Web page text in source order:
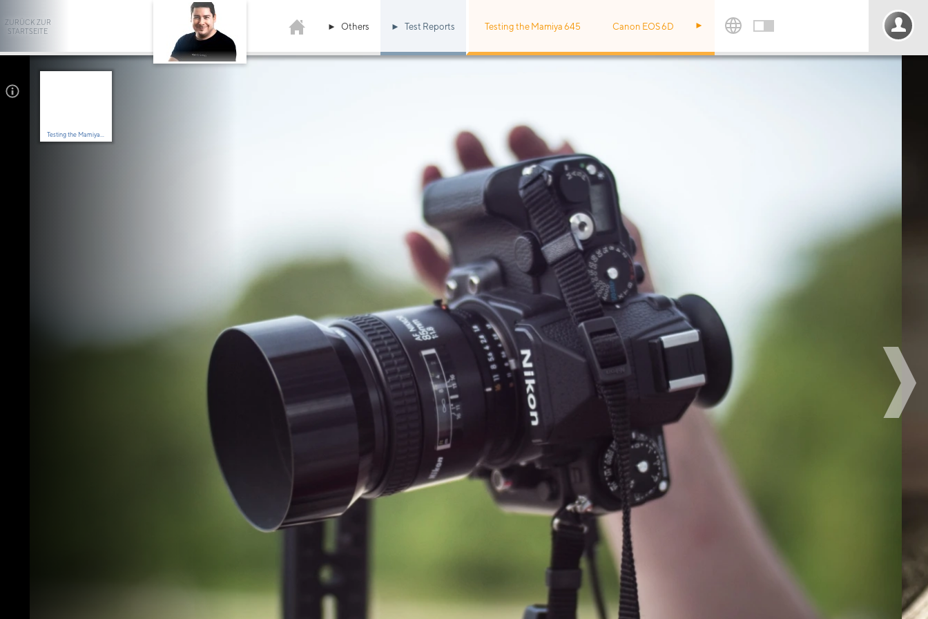
Others Test Reports Testing the Mamiya 645 Canon EOS 6D
Testing the Mamiya...
ZURÜCK ZUR
STARTSEITE